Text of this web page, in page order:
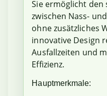
Sie ermöglicht den
zwischen Nass-
ohne zusätzliches
innovative Design
Ausfallzeiten und
Effizienz.
Hauptmerkmale: